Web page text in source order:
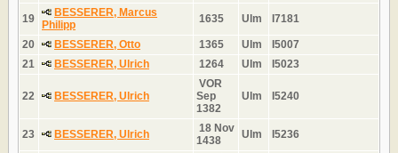
19
BESSERER, Marcus
Philipp
1635 Ulm I7181
20 BESSERER, Otto 1365 Ulm
I5007
21
BESSERER, Ulrich 1264 Ulm I5023
22 BESSERER, Ulrich
VOR
Sep
1382
Ulm I5240
23 BESSERER, Ulrich
18 Nov
1438
Ulm I5236